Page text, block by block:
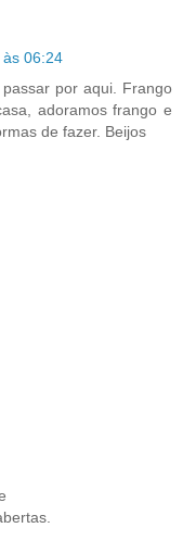
06:24
por aqui. Frango
adoramos frango e
de fazer. Beijos